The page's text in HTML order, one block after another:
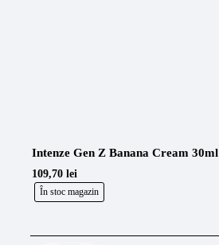
Intenze Gen Z Banana Cream 30ml
În stoc magazin
109,70 lei